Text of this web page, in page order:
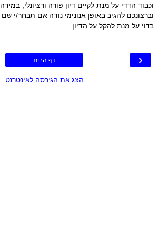
וכבוד הדדי על מנת לקיים דיון פורה ורציונלי, במידה
וברצונכם להגיב באופן אנונימי נודה אם תבחר/י שם
בדוי על מנת להקל על הדיון.
‹ דף הבית
הצג את הגירסה לאינטרנט